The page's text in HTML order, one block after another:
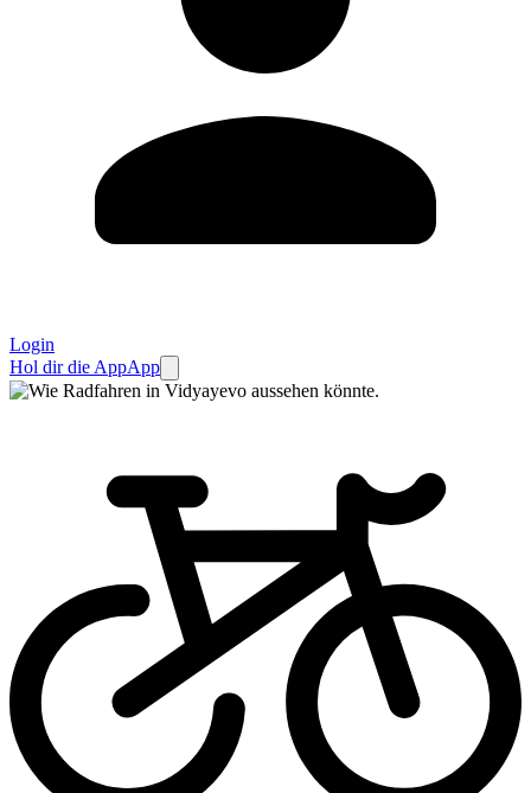
Login
Hol dir die AppApp